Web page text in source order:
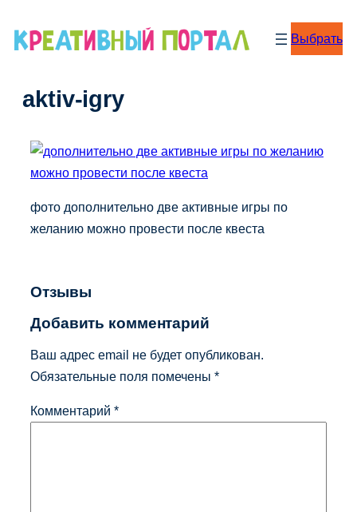
Выбрать
aktiv-igry
фото дополнительно две активные игры по
желанию можно провести после квеста
Отзывы
Добавить комментарий
Ваш адрес email не будет опубликован.
Обязательные поля помечены *
Комментарий *